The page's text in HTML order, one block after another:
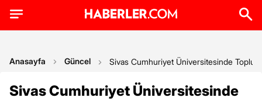
Anasayfa Güncel Sivas Cumhuriyet Üniversitesinde Toplu
Sivas Cumhuriyet Üniversitesinde